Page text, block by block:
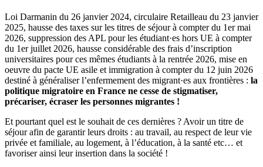
Loi Darmanin du 26 janvier 2024, circulaire Retailleau du 23 janvier
2025, hausse des taxes sur les titres de séjour à compter du 1er mai
2026, suppression des APL pour les étudiant·es hors UE à compter
du 1er juillet 2026, hausse considérable des frais d’inscription
universitaires pour ces mêmes étudiants à la rentrée 2026, mise en
oeuvre du pacte UE asile et immigration à compter du 12 juin 2026
destiné à généraliser l’enfermement des migrant·es aux frontières : la
politique migratoire en France ne cesse de stigmatiser,
précariser, écraser les personnes migrantes !
Et pourtant quel est le souhait de ces dernières ? Avoir un titre de
séjour afin de garantir leurs droits : au travail, au respect de leur vie
privée et familiale, au logement, à l’éducation, à la santé etc… et
favoriser ainsi leur insertion dans la société !